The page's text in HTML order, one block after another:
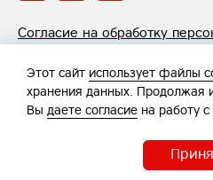
Согласие на обработку
Этот сайт использует файлы
хранения данных. Продолжая
Вы даете согласие на работу